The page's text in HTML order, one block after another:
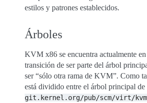
estilos y patrones establecidos.
Árboles
KVM x86 se encuentra actualmente
transición de ser parte del árbol
ser “sólo otra rama de KVM”. Como
está dividido entre el árbol principal
git.kernel.org/pub/scm/virt/